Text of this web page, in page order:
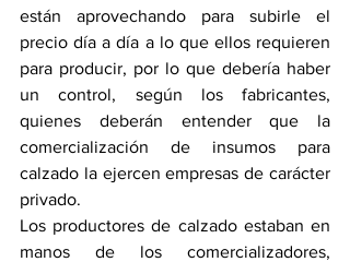
están aprovechando para subirle el
precio día a día a lo que ellos requieren
para producir, por lo que debería haber
un control, según los fabricantes,
quienes deberán entender que la
comercialización de insumos para
calzado la ejercen empresas de carácter
privado.
Los productores de calzado estaban en
manos de los comercializadores,